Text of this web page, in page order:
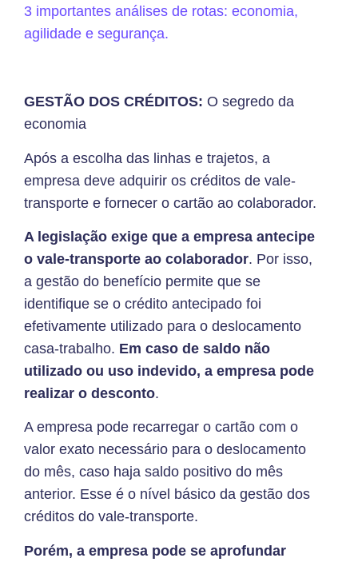
3 importantes análises de rotas: economia,
agilidade e segurança.
GESTÃO DOS CRÉDITOS: O segredo da
economia
Após a escolha das linhas e trajetos, a
empresa deve adquirir os créditos de vale-
transporte e fornecer o cartão ao colaborador.
A legislação exige que a empresa antecipe
o vale-transporte ao colaborador. Por isso,
a gestão do benefício permite que se
identifique se o crédito antecipado foi
efetivamente utilizado para o deslocamento
casa-trabalho. Em caso de saldo não
utilizado ou uso indevido, a empresa pode
realizar o desconto.
A empresa pode recarregar o cartão com o
valor exato necessário para o deslocamento
do mês, caso haja saldo positivo do mês
anterior. Esse é o nível básico da gestão dos
créditos do vale-transporte.
Porém, a empresa pode se aprofundar